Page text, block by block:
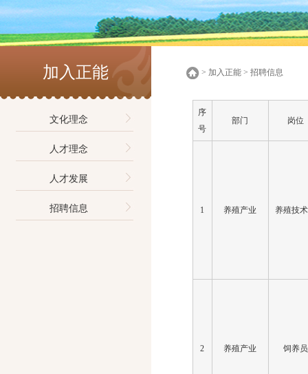
加入正能
文化理念
人才理念
人才发展
招聘信息
> 加入正能 > 招聘信息
序
号
部门 岗位
1 养殖产业 养殖技
2 养殖产业 饲养员